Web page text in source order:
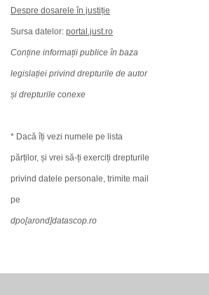
Despre dosarele în justiție
Sursa datelor: portal.just.ro
Conține informații publice în baza
legislației privind drepturile de autor
și drepturile conexe
* Dacă îți vezi numele pe lista
părților, și vrei să-ți exerciți drepturile
privind datele personale, trimite mail
pe
dpo[arond]datascop.ro